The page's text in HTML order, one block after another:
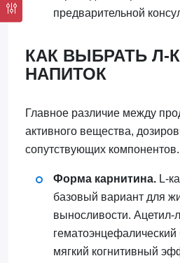
предварительной
КАК ВЫБРАТЬ Л-
НАПИТОК
Главное различие между
активного вещества,
сопутствующих компонентов.
Форма карнитина.L-
базовый вариант для
выносливости. Ацетил-
гематоэнцефалический
мягкий когнитивный